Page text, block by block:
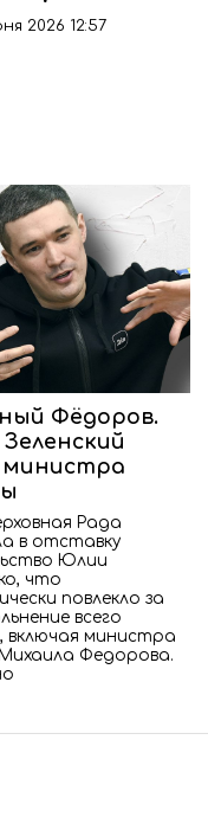
2026 12:57
Фёдоров.
министра
Рада
в отставку
Юлии
что
повлекло за
всего
включая министра
Федорова.